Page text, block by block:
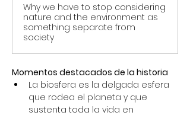
Why we have to stop considering
nature and the environment as
something separate from
society
Momentos destacados de la historia
La biosfera es la delgada esfera
que rodea el planeta y que
sustenta toda la vida en